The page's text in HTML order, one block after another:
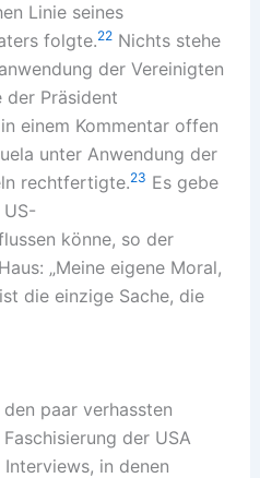
Linie seines
folgte.22Nichts stehe
der Vereinigten
der Präsident
einem Kommentar offen
unter Anwendung der
rechtfertigte.23 Es gebe
könne, so der
„Meine eigene Moral,
die einzige Sache, die
paar verhassten
der USA
in denen